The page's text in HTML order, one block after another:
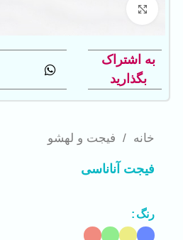
خانه / فیجت و لهشو
فیجت آناناسی
رنگ
به اشتراک
بگذارید